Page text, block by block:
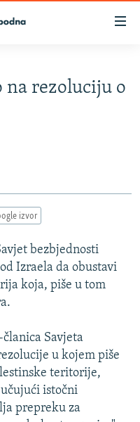
na rezoluciju o
izvor
bezbjednosti
Izraela da obustavi
koja, piše u tom
Savjeta
u kojem piše
teritorije,
istočni
prepreku za